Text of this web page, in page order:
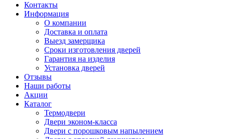
Контакты
Информация
О компании
Доставка и оплата
Выезд замерщика
Сроки изготовления дверей
Гарантия на изделия
Установка дверей
Отзывы
Наши работы
Акции
Каталог
Термодвери
Двери эконом-класса
Двери с порошковым напылением